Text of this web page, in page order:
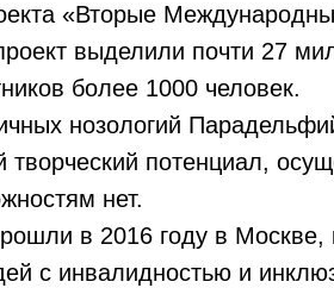
«Вторые
выделили почти 27
более 1000 человек.
нозологий
потенциал,
нет.
в 2016 году в Москве,
с инвалидностью и